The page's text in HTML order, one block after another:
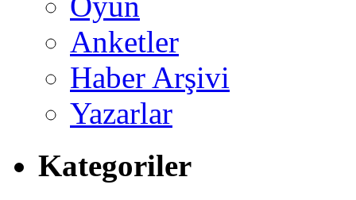
Anketler
Haber Arşivi
Yazarlar
Kategoriler